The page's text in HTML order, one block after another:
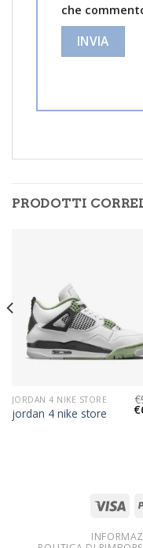
che
PRODOTTI
JORDAN 4 NIKE STORE
jordan 4 nike store
€
€